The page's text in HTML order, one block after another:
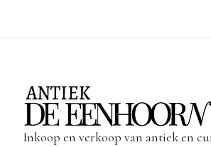
Inkoop en verkoop van antiek en